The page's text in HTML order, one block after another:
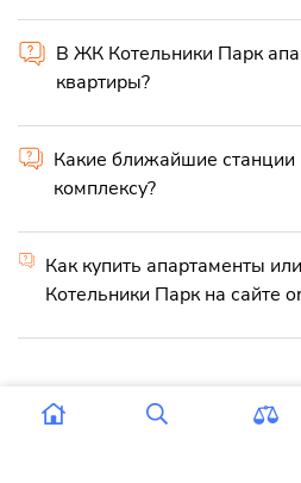
В ЖК Котельники Парк
квартиры?
Какие ближайшие
комплексу?
Как купить апартаменты
Котельники Парк на сайте